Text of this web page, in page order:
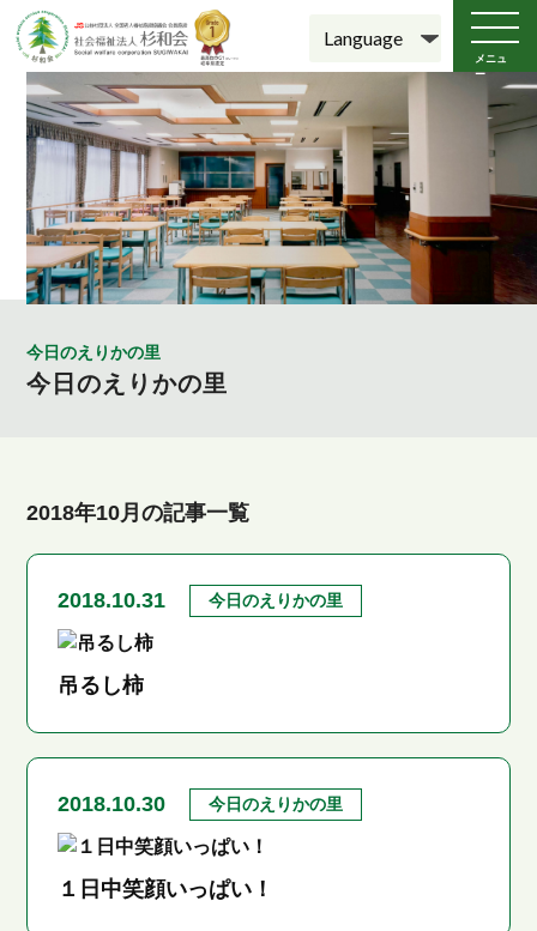
メニュ
ー
今日のえりかの里
今日のえりかの里
2018年10月の記事一覧
2018.10.31 今日のえりかの里
吊るし柿
2018.10.30 今日のえりかの里
１日中笑顔いっぱい！